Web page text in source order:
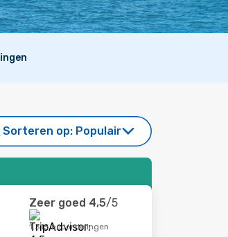
Sorteren op: Populair
Zeer goed 4,5/5
1.315 beoordelingen